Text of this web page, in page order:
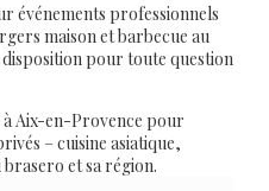
événements professionnels
maison et barbecue au
pour toute question
Aix-en-Provence pour
– cuisine asiatique,
et sa région.